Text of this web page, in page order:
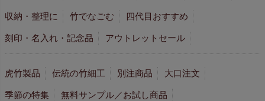
収納・整理に 竹でなごむ 四代目おすすめ
刻印・名入れ・記念品 アウトレットセール
虎竹製品 伝統の竹細工 別注商品 大口注文
季節の特集 無料サンプル／お試し商品